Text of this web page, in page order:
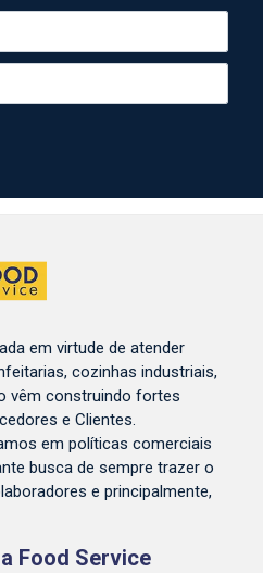
em virtude de atender
cozinhas industriais,
vêm construindo fortes
e Clientes.
em políticas comerciais
busca de sempre trazer o
e principalmente,
Food Service